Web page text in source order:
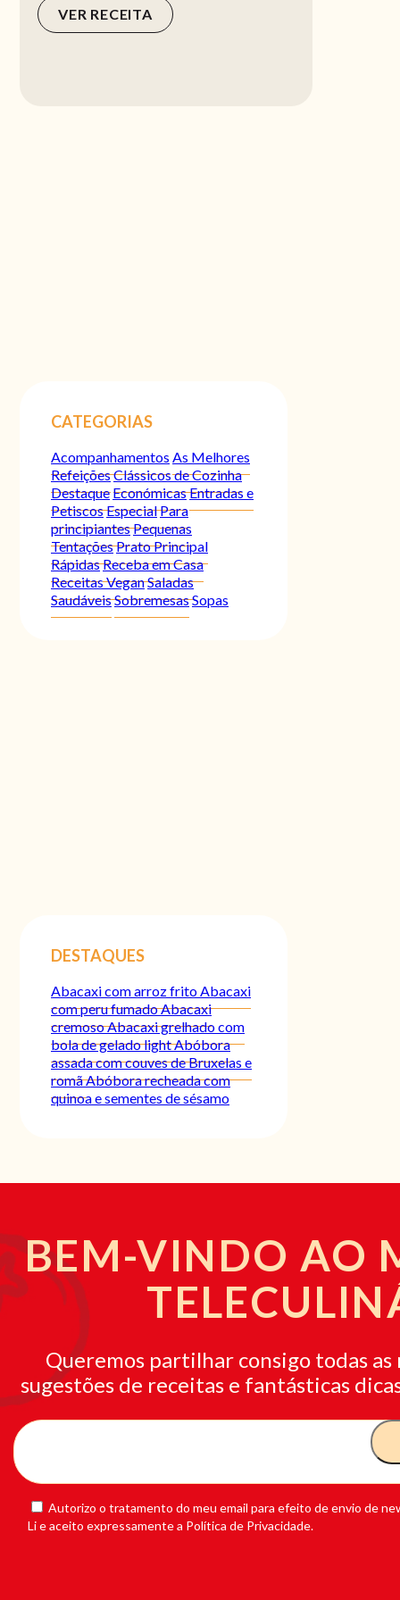
VER RECEITA
CATEGORIAS
Acompanhamentos As Melhores
RefeiçõesClássicos de Cozinha
Destaque EconómicasEntradas e
PetiscosEspecialPara
principiantesPequenas
TentaçõesPrato Principal
RápidasReceba em Casa
Receitas VeganSaladas
SaudáveisSobremesasSopas
DESTAQUES
Abacaxi com arroz fritoAbacaxi
com peru fumadoAbacaxi
cremosoAbacaxi grelhado com
bola de gelado lightAbóbora
assada com couves de Bruxelas e
romãAbóbora recheada com
quinoa e sementes de sésamo
BEM-VINDO AO
Queremos partilhar consigo todas as
sugestões de receitas e fantásticas
Autorizo o tratamento do meu email para efeito de envio de
Li e aceito expressamente a Política de Privacidade.